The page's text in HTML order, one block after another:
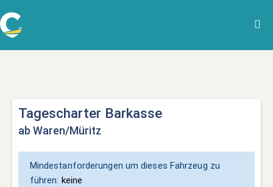
Tagescharter Barkasse
ab Waren/Müritz
Mindestanforderungen um dieses Fahrzeug zu
führen: keine